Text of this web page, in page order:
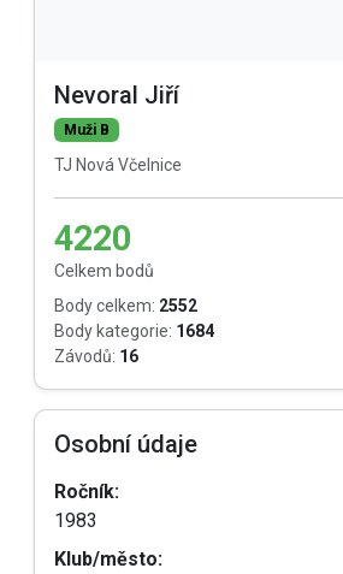
Nevoral Jiří
Muži B
TJ Nová Včelnice
4220
Celkem bodů
Body celkem: 2552
Body kategorie: 1684
Závodů: 16
Osobní údaje
Ročník:
1983
Klub/město: